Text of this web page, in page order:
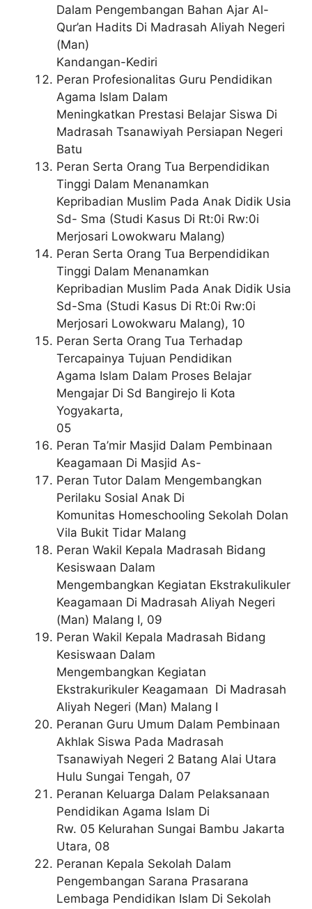
Dalam Pengembangan Bahan Ajar Al-
Qur’an Hadits Di Madrasah Aliyah Negeri
(Man)
Kandangan-Kediri
Peran Profesionalitas Guru Pendidikan
Agama Islam Dalam
Meningkatkan Prestasi Belajar Siswa Di
Madrasah Tsanawiyah Persiapan Negeri
Batu
Peran Serta Orang Tua Berpendidikan
Tinggi Dalam Menanamkan
Kepribadian Muslim Pada Anak Didik Usia
Sd- Sma (Studi Kasus Di Rt:0i Rw:0i
Merjosari Lowokwaru Malang)
Peran Serta Orang Tua Berpendidikan
Tinggi Dalam Menanamkan
Kepribadian Muslim Pada Anak Didik Usia
Sd-Sma (Studi Kasus Di Rt:0i Rw:0i
Merjosari Lowokwaru Malang), 10
Peran Serta Orang Tua Terhadap
Tercapainya Tujuan Pendidikan
Agama Islam Dalam Proses Belajar
Mengajar Di Sd Bangirejo Ii Kota
Yogyakarta,
05
Peran Ta’mir Masjid Dalam Pembinaan
Keagamaan Di Masjid As-
Peran Tutor Dalam Mengembangkan
Perilaku Sosial Anak Di
Komunitas Homeschooling Sekolah Dolan
Vila Bukit Tidar Malang
Peran Wakil Kepala Madrasah Bidang
Kesiswaan Dalam
Mengembangkan Kegiatan Ekstrakulikuler
Keagamaan Di Madrasah Aliyah Negeri
(Man) Malang I, 09
Peran Wakil Kepala Madrasah Bidang
Kesiswaan Dalam
Mengembangkan Kegiatan
Ekstrakurikuler Keagamaan Di Madrasah
Aliyah Negeri (Man) Malang I
Peranan Guru Umum Dalam Pembinaan
Akhlak Siswa Pada Madrasah
Tsanawiyah Negeri 2 Batang Alai Utara
Hulu Sungai Tengah, 07
Peranan Keluarga Dalam Pelaksanaan
Pendidikan Agama Islam Di
Rw. 05 Kelurahan Sungai Bambu Jakarta
Utara, 08
Peranan Kepala Sekolah Dalam
Pengembangan Sarana Prasarana
Lembaga Pendidikan Islam Di Sekolah